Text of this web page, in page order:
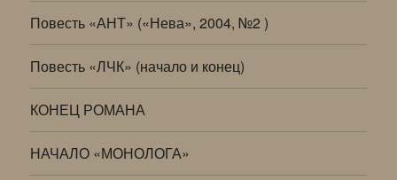
Повесть «АНТ» («Нева», 2004, №2 )
Повесть «ЛЧК» (начало и конец)
КОНЕЦ РОМАНА
НАЧАЛО «МОНОЛОГА»